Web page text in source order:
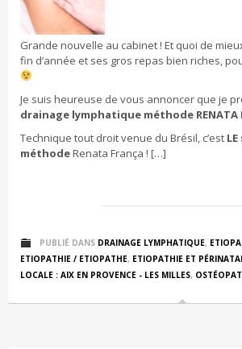
Grande nouvelle au cabinet ! Et quoi de
fin d’année et ses gros repas bien riches,
Je suis heureuse de vous annoncer que je
drainage lymphatique méthode RENATA
Technique tout droit venue du Brésil, c’est
méthodeRenata França ! […]
PUBLIÉ DANS DRAINAGE LYMPHATIQUE,
ETIOPATHIE / ETIOPATHE, ETIOPATHIE ET
LOCALE : AIX EN PROVENCE - LES MILLES,